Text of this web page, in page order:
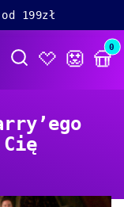
199zł
produkty
Otwórz